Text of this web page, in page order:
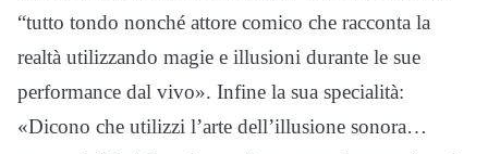
“tutto tondo nonché attore comico che racconta la
realtà utilizzando magie e illusioni durante le sue
performance dal vivo». Infine la sua specialità:
«Dicono che utilizzi l’arte dell’illusione sonora…